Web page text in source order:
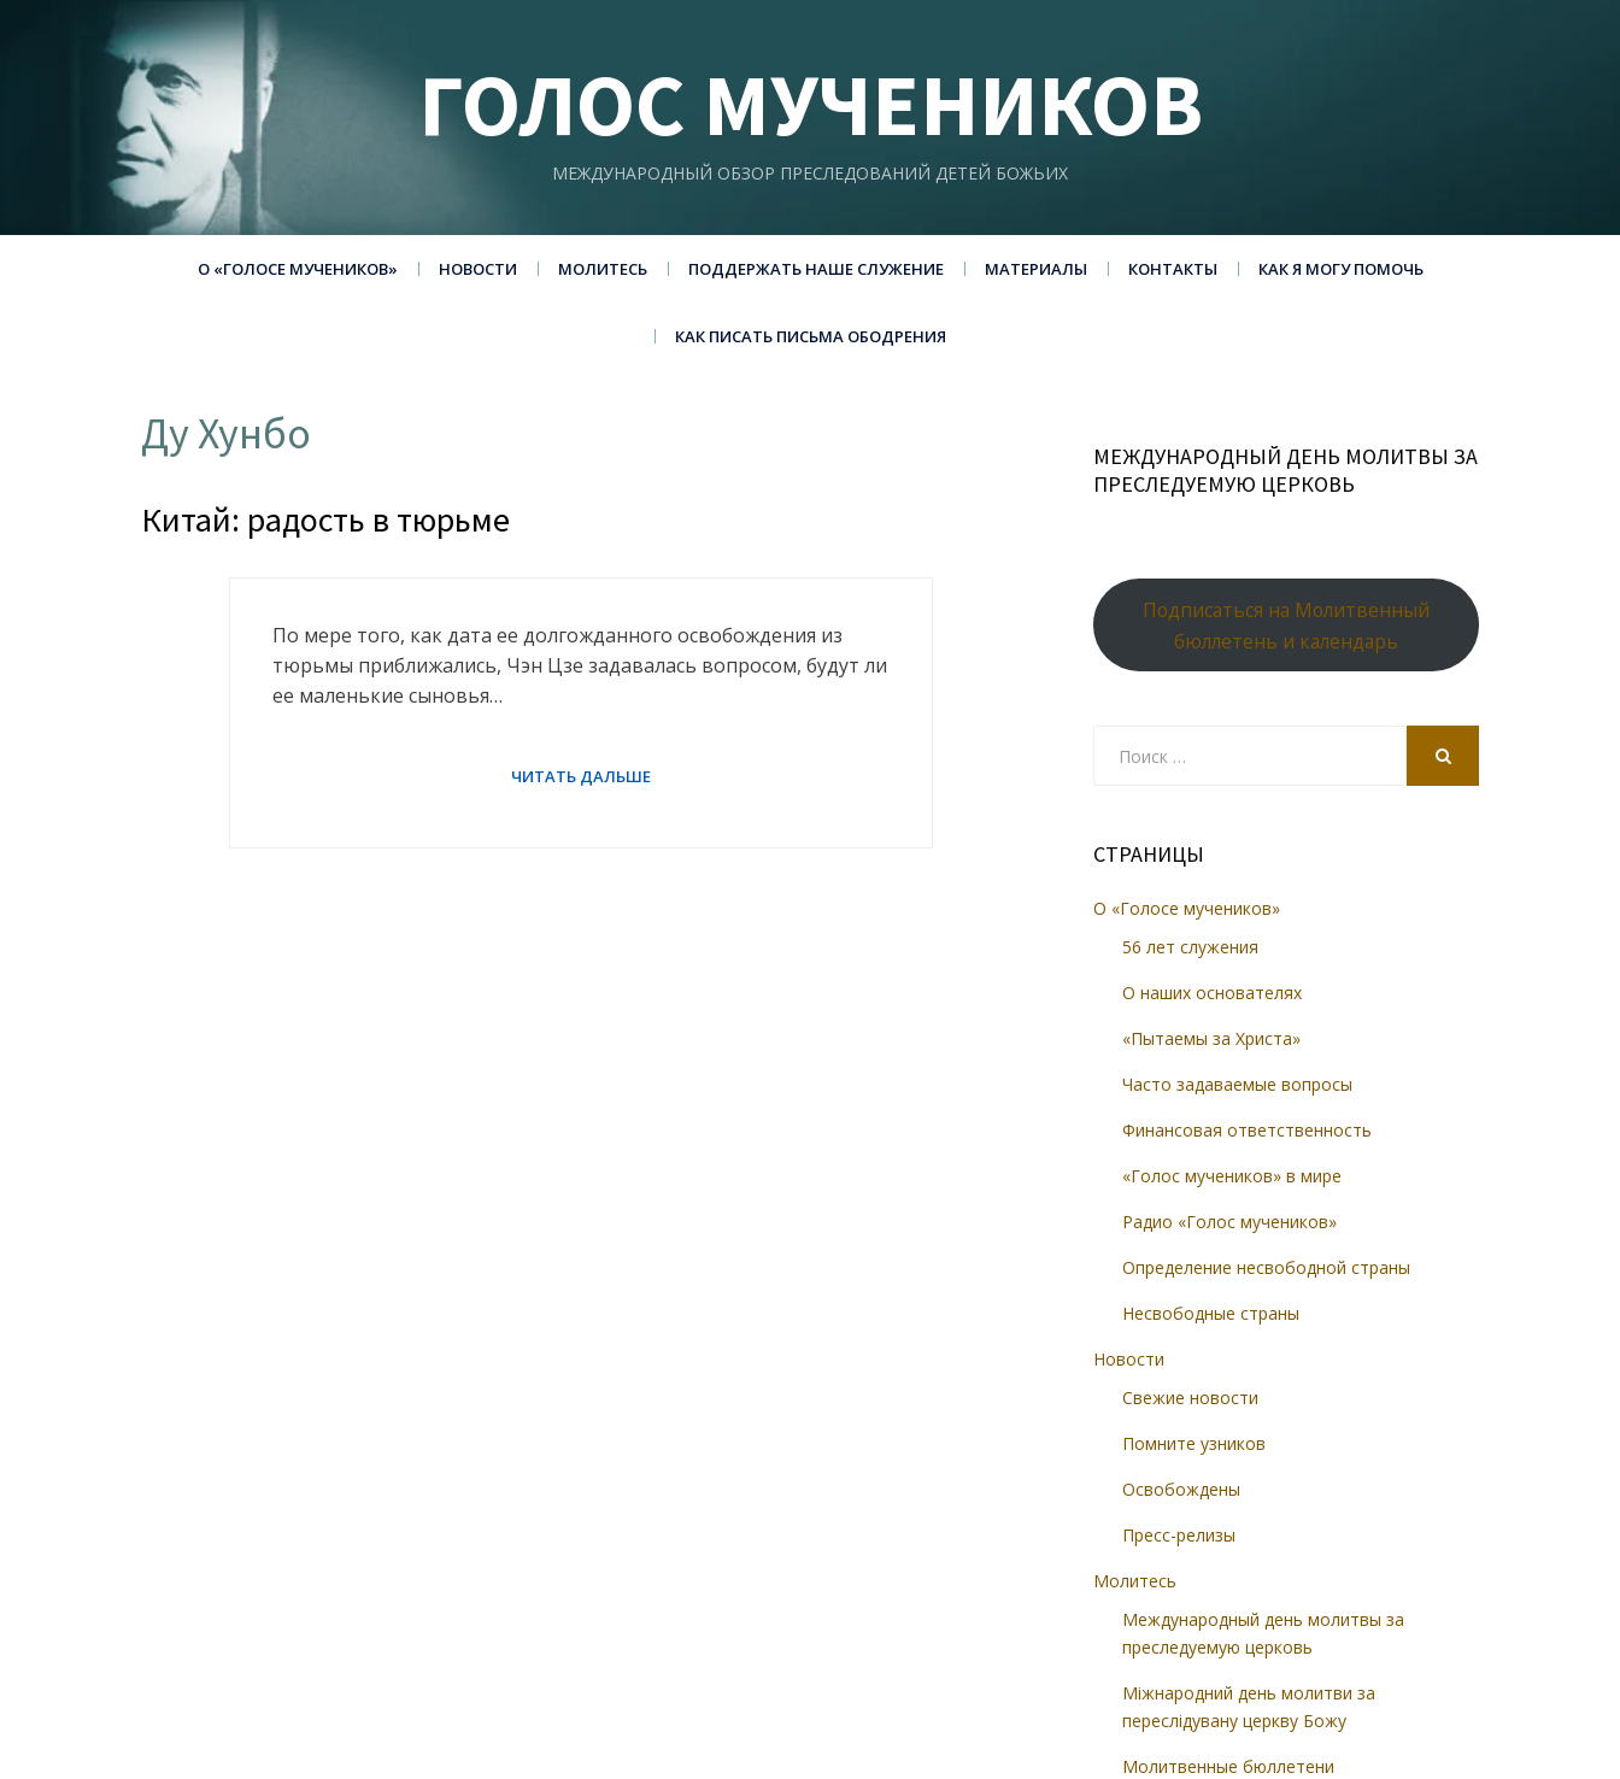
ГОЛОС МУЧЕНИКОВ
МЕЖДУНАРОДНЫЙ ОБЗОР ПРЕСЛЕДОВАНИЙ ДЕТЕЙ БОЖЬИХ
О «ГОЛОСЕ МУЧЕНИКОВ» НОВОСТИ МОЛИТЕСЬ ПОДДЕРЖАТЬ НАШЕ СЛУЖЕНИЕ МАТЕРИАЛЫ КОНТАКТЫ КАК Я МОГУ ПОМОЧЬ
КАК ПИСАТЬ ПИСЬМА ОБОДРЕНИЯ
Ду Хунбо
Китай: радость в тюрьме
По мере того, как дата ее долгожданного освобождения из
тюрьмы приближались, Чэн Цзе задавалась вопросом, будут ли
ее маленькие сыновья…
МЕЖДУНАРОДНЫЙ ДЕНЬ МОЛИТВЫ ЗА
ПРЕСЛЕДУЕМУЮ ЦЕРКОВЬ
Подписаться на Молитвенный
бюллетень и календарь
СТРАНИЦЫ
О «Голосе мучеников»
56 лет служения
О наших основателях
«Пытаемы за Христа»
Часто задаваемые вопросы
Финансовая ответственность
«Голос мучеников» в мире
Радио «Голос мучеников»
Определение несвободной страны
Несвободные страны
Новости
Свежие новости
Помните узников
Освобождены
Пресс-релизы
Молитесь
Международный день молитвы за
преследуемую церковь
Міжнародний день молитви за
переслідувану церкву Божу
Молитвенные бюллетени